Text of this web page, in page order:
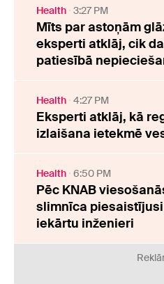
Health 3:27 PM
Mīts par astoņām
eksperti atklāj, cik
patiesībā
Health 4:27 PM
Eksperti atklāj, kā
izlaišana ietekmē
Health 6:50 PM
Pēc KNAB
slimnīca
iekārtu inženieri